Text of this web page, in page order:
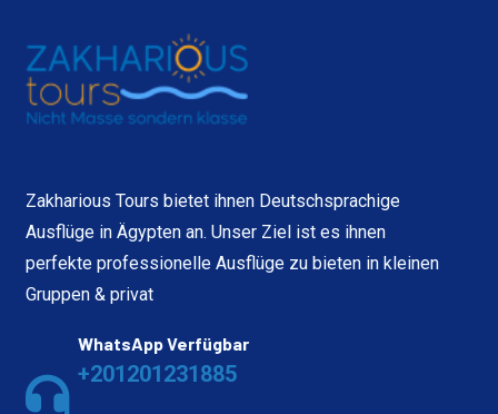
Zakharious Tours bietet ihnen Deutschsprachige
Ausflüge in Ägypten an. Unser Ziel ist es ihnen
perfekte professionelle Ausflüge zu bieten in kleinen
Gruppen & privat
WhatsApp Verfügbar
+201201231885